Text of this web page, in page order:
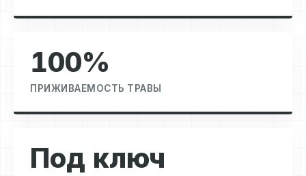
100%
ПРИЖИВАЕМОСТЬ ТРАВЫ
Под ключ